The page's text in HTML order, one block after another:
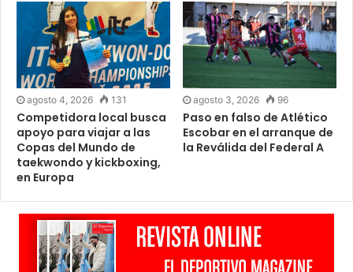
agosto 4, 2026 131
Competidora local busca
apoyo para viajar a las
Copas del Mundo de
taekwondo y kickboxing,
en Europa
agosto 3, 2026 96
Paso en falso de Atlético
Escobar en el arranque de
la Reválida del Federal A